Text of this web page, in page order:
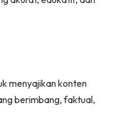
menyajikan konten
berimbang, faktual,